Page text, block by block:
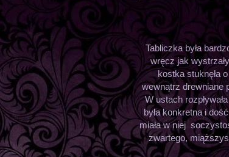
Tabliczka była
wręcz jak
kostka stuknęła
wewnątrz drewniane
W ustach
była konkretna i
miała w niej
zwartego,